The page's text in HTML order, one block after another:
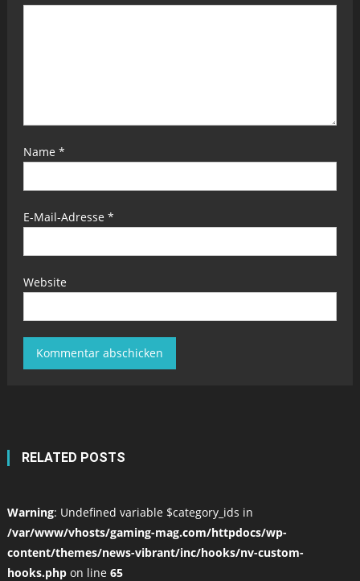
Name *
E-Mail-Adresse *
Website
RELATED POSTS
Warning: Undefined variable $category_ids in
/var/www/vhosts/gaming-mag.com/httpdocs/wp-
content/themes/news-vibrant/inc/hooks/nv-custom-
hooks.phpon line 65